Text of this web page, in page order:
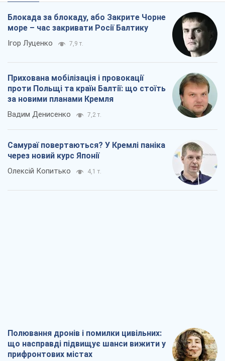
Блокада за блокаду, або Закрите Чорне
море – час закривати Росії Балтику
Ігор Луценко 7,9 т.
Прихована мобілізація і провокації
проти Польщі та країн Балтії: що стоїть
за новими планами Кремля
Вадим Денисенко 7,2 т.
Самураї повертаються? У Кремлі паніка
через новий курс Японії
Олексій Копитько 4,1 т.
Полювання дронів і помилки цивільних:
що насправді підвищує шанси вижити у
прифронтових містах